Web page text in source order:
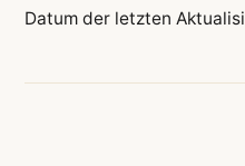
Datum der letzten